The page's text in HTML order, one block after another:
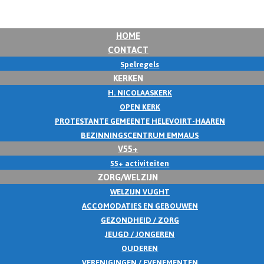
HOME
CONTACT
Spelregels
KERKEN
H. NICOLAASKERK
OPEN KERK
PROTESTANTE GEMEENTE HELEVOIRT-HAAREN
BEZINNINGSCENTRUM EMMAUS
V55+
55+ activiteiten
ZORG/WELZIJN
WELZIJN VUGHT
ACCOMODATIES EN GEBOUWEN
GEZONDHEID / ZORG
JEUGD / JONGEREN
OUDEREN